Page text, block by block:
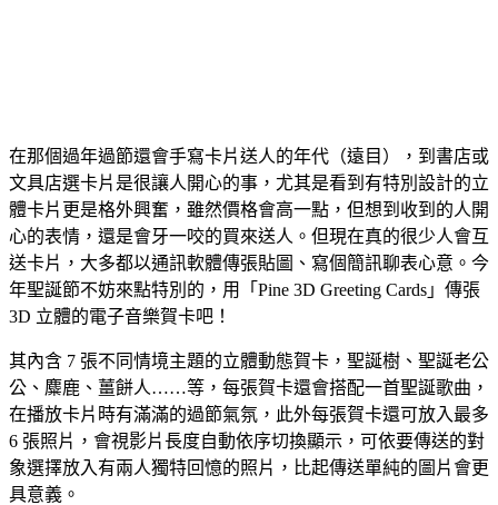
在那個過年過節還會手寫卡片送人的年代（遠目），到書店或
文具店選卡片是很讓人開心的事，尤其是看到有特別設計的立
體卡片更是格外興奮，雖然價格會高一點，但想到收到的人開
心的表情，還是會牙一咬的買來送人。但現在真的很少人會互
送卡片，大多都以通訊軟體傳張貼圖、寫個簡訊聊表心意。今
年聖誕節不妨來點特別的，用「Pine 3D Greeting Cards」傳張
3D 立體的電子音樂賀卡吧！
其內含 7 張不同情境主題的立體動態賀卡，聖誕樹、聖誕老公
公、麋鹿、薑餅人……等，每張賀卡還會搭配一首聖誕歌曲，
在播放卡片時有滿滿的過節氣氛，此外每張賀卡還可放入最多
6 張照片，會視影片長度自動依序切換顯示，可依要傳送的對
象選擇放入有兩人獨特回憶的照片，比起傳送單純的圖片會更
具意義。